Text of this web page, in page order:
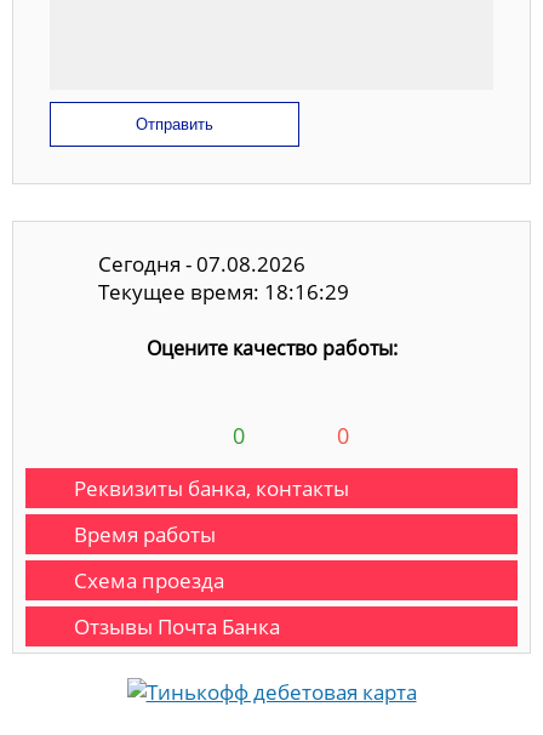
Отправить
Сегодня - 07.08.2026
Текущее время: 18:16:29
Оцените качество работы:
0 0
Реквизиты банка, контакты
Время работы
Схема проезда
Отзывы Почта Банка